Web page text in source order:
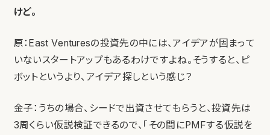
けど。
原：East Venturesの投資先の中には、アイデアが固まって
いないスタートアップもあるわけですよね。そうすると、ピ
ボットというより、アイデア探しという感じ？
金子：うちの場合、シードで出資させてもらうと、投資先は
3周くらい仮説検証できるので、「その間にPMFする仮説を